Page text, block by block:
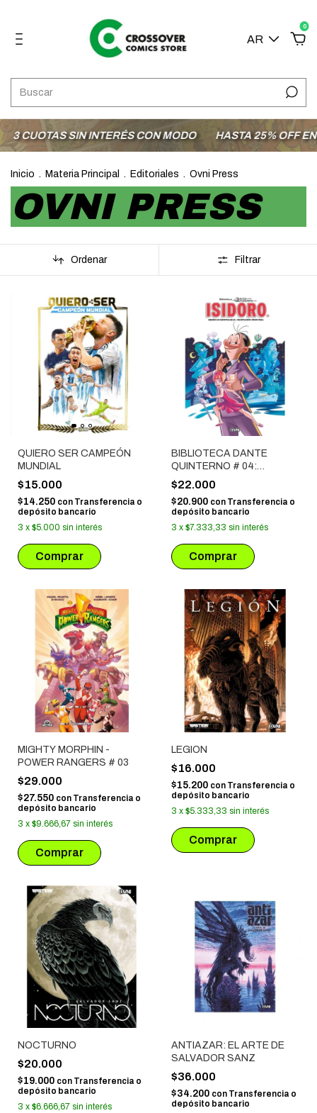
AR
0
SIN INTERÉS CON MODO HASTA 25% OFF EN LA
Inicio . Materia Principal . Editoriales . Ovni Press
OVNI PRESS
Ordenar Filtrar
QUIERO SER CAMPEÓN
MUNDIAL
$15.000
$14.250 con Transferencia o
depósito bancario
3 x $5.000 sin interés
BIBLIOTECA DANTE
QUINTERNO # 04:
ISIDORO I
$22.000
$20.900 con Transferencia o
depósito bancario
3 x $7.333,33 sin interés
MIGHTY MORPHIN -
POWER RANGERS # 03
$29.000
$27.550 con Transferencia o
depósito bancario
3 x $9.666,67 sin interés
LEGION
$16.000
$15.200 con Transferencia o
depósito bancario
3 x $5.333,33 sin interés
NOCTURNO
$20.000
$19.000 con Transferencia o
depósito bancario
3 x $6.666,67 sin interés
ANTIAZAR: EL ARTE DE
SALVADOR SANZ
$36.000
$34.200 con Transferencia o
depósito bancario